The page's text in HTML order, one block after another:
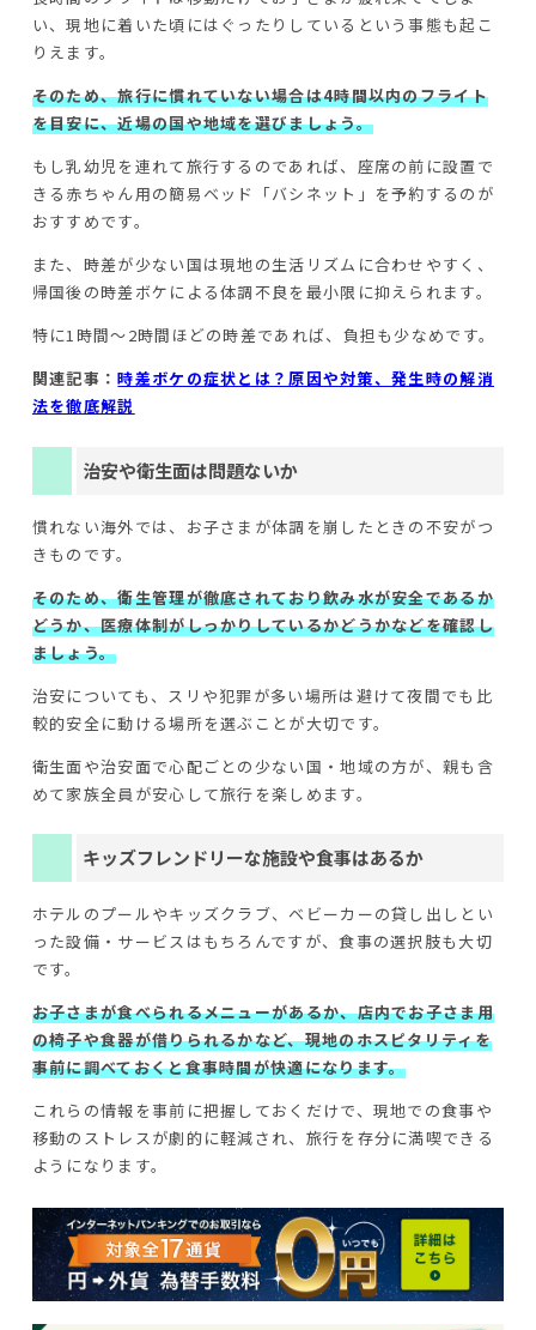
い、現地に着いた頃にはぐったりしているという事態も起こ
りえます。
そのため、旅行に慣れていない場合は4時間以内のフライト
を目安に、近場の国や地域を選びましょう。
もし乳幼児を連れて旅行するのであれば、座席の前に設置で
きる赤ちゃん用の簡易ベッド「バシネット」を予約するのが
おすすめです。
また、時差が少ない国は現地の生活リズムに合わせやすく、
帰国後の時差ボケによる体調不良を最小限に抑えられます。
特に1時間〜2時間ほどの時差であれば、負担も少なめです。
関連記事：時差ボケの症状とは？原因や対策、発生時の解消
法を徹底解説
治安や衛生面は問題ないか
慣れない海外では、お子さまが体調を崩したときの不安がつ
きものです。
そのため、衛生管理が徹底されており飲み水が安全であるか
どうか、医療体制がしっかりしているかどうかなどを確認し
ましょう。
治安についても、スリや犯罪が多い場所は避けて夜間でも比
較的安全に動ける場所を選ぶことが大切です。
衛生面や治安面で心配ごとの少ない国・地域の方が、親も含
めて家族全員が安心して旅行を楽しめます。
キッズフレンドリーな施設や食事はあるか
ホテルのプールやキッズクラブ、ベビーカーの貸し出しとい
った設備・サービスはもちろんですが、食事の選択肢も大切
です。
お子さまが食べられるメニューがあるか、店内でお子さま用
の椅子や食器が借りられるかなど、現地のホスピタリティを
事前に調べておくと食事時間が快適になります。
これらの情報を事前に把握しておくだけで、現地での食事や
移動のストレスが劇的に軽減され、旅行を存分に満喫できる
ようになります。